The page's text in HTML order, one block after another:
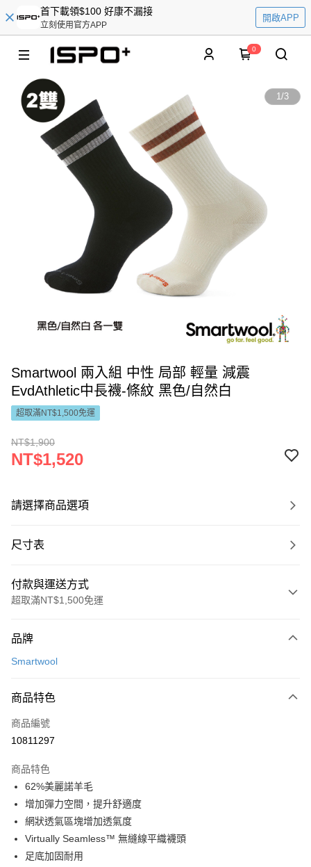
首下載領$100 好康不漏接
立刻使用官方APP
開啟APP
0
1/3
Smartwool 兩入組 中性 局部 輕量 減震
EvdAthletic中長襪-條紋 黑色/自然白
超取滿NT$1,500免運
NT$1,900
NT$1,520
請選擇商品選項
尺寸表
付款與運送方式
超取滿NT$1,500免運
信用卡一次付款
Apple Pay
悠遊付
7-11取貨(快速到店)
每筆NT$100，滿NT$1,500(含以上)免運費
宅配-本島
每筆NT$100，滿NT$1,500(含以上)免運費
品牌
Smartwool
商品特色
商品編號
10811297
商品特色
62%美麗諾羊毛
增加彈力空間，提升舒適度
網狀透氣區塊增加透氣度
Virtually Seamless™ 無縫線平織襪頭
足底加固耐用